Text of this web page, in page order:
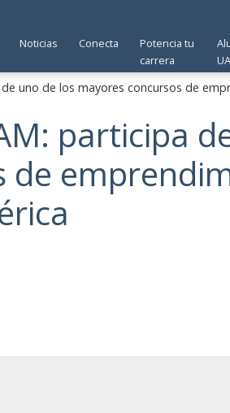
Noticias Conecta
Potencia tu
carrera
uno de los mayores concursos de
participa
de